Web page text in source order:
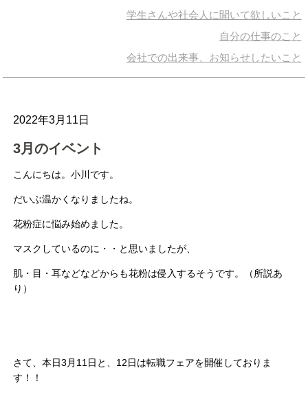
学生さんや社会人に聞いて欲しいこと
自分の仕事のこと
会社での出来事、お知らせしたいこと
2022年3月11日
3月のイベント
こんにちは。小川です。
だいぶ温かくなりましたね。
花粉症に悩み始めました。
マスクしているのに・・と思いましたが、
肌・目・耳などなどからも花粉は侵入するそうです。（所説あ
り）
さて、本日3月11日と、12日は転職フェアを開催しておりま
す！！